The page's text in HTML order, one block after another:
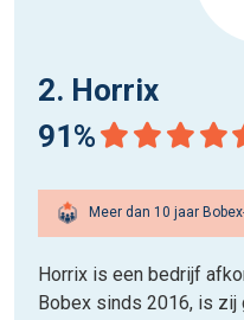
2. Horrix
91%
Meer dan 10 jaar
Horrix is een bedrijf
Bobex sinds 2016, is